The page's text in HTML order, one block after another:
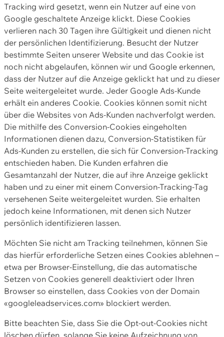
Tracking wird gesetzt, wenn ein Nutzer auf eine von
Google geschaltete Anzeige klickt. Diese Cookies
verlieren nach 30 Tagen ihre Gültigkeit und dienen nicht
der persönlichen Identifizierung. Besucht der Nutzer
bestimmte Seiten unserer Website und das Cookie ist
noch nicht abgelaufen, können wir und Google erkennen,
dass der Nutzer auf die Anzeige geklickt hat und zu dieser
Seite weitergeleitet wurde. Jeder Google Ads-Kunde
erhält ein anderes Cookie. Cookies können somit nicht
über die Websites von Ads-Kunden nachverfolgt werden.
Die mithilfe des Conversion-Cookies eingeholten
Informationen dienen dazu, Conversion-Statistiken für
Ads-Kunden zu erstellen, die sich für Conversion-Tracking
entschieden haben. Die Kunden erfahren die
Gesamtanzahl der Nutzer, die auf ihre Anzeige geklickt
haben und zu einer mit einem Conversion-Tracking-Tag
versehenen Seite weitergeleitet wurden. Sie erhalten
jedoch keine Informationen, mit denen sich Nutzer
persönlich identifizieren lassen.
Möchten Sie nicht am Tracking teilnehmen, können Sie
das hierfür erforderliche Setzen eines Cookies ablehnen –
etwa per Browser-Einstellung, die das automatische
Setzen von Cookies generell deaktiviert oder Ihren
Browser so einstellen, dass Cookies von der Domain
«googleleadservices.com» blockiert werden.
Bitte beachten Sie, dass Sie die Opt-out-Cookies nicht